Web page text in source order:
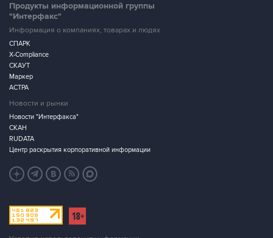
Продукты информационной группы
"Интерфакс"
Информация о компаниях, товарах и людях
СПАРК
X-Compliance
СКАУТ
Маркер
АСТРА
Новости и рынки
Новости "Интерфакса"
СКАН
RUDATA
Центр раскрытия корпоративной информации